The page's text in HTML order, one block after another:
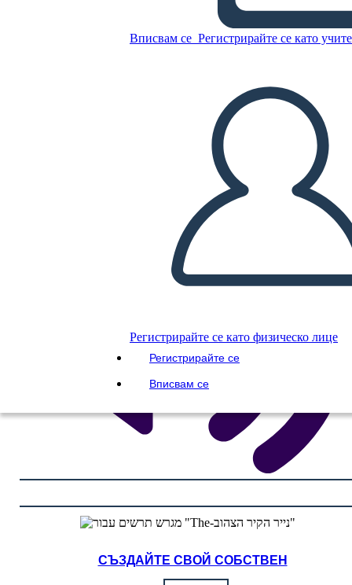
Вписвам се Регистрирайте се като
Регистрирайте се като физическо лице
Регистрирайте се
Вписвам се
СЪЗДАЙТЕ СЦЕНАРИЙ
ПУСКАНЕ НА СЛАЙДШОУ
ЧЕТИ МИ
СЪЗДАЙТЕ СВОЙ СОБСТВЕН